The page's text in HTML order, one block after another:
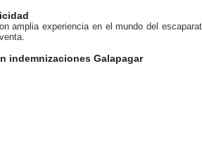
amplia experiencia en el mundo del
indemnizaciones Galapagar